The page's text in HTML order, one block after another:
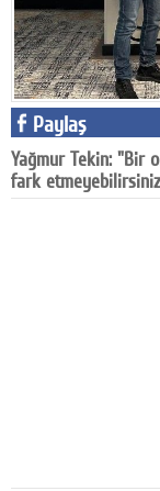
Televizyon
Dünya
Pr
Facebook
Diziler
Paylaş
Yağmur Tekin: "Bir
fark